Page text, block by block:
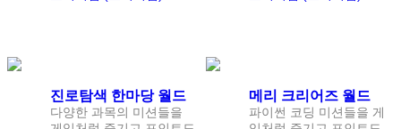
진로탐색 한마당 월드
다양한 과목의 미션들을
메리 크리어즈 월드
파이썬 코딩 미션들을 게